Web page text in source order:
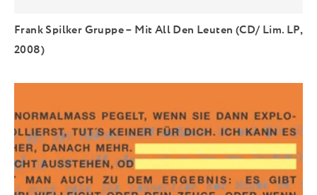
Frank Spilker Gruppe – Mit All Den Leuten (CD/ Lim. LP,
2008)